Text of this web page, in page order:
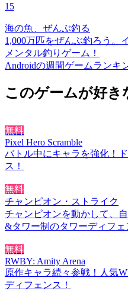
15
海の魚、ぜんぶ釣る
1,000万匹をぜんぶ釣ろう。
メンタル釣りゲーム！
Androidの週間ゲームランキ
このゲームが好き
無料
Pixel Hero Scramble
バトル中にキャラを強化！
ス！
無料
チャンピオン・ストライク
チャンピオンを動かして、
&タワー制のタワーディフェ
無料
RWBY: Amity Arena
原作キャラ続々参戦！人気
ディフェンス！